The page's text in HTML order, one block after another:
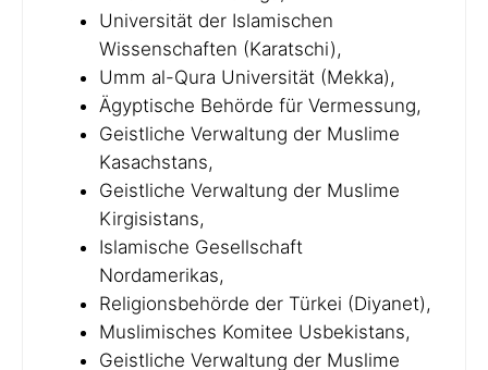
Universität der Islamischen
Wissenschaften (Karatschi),
Umm al-Qura Universität (Mekka),
Ägyptische Behörde für Vermessung,
Geistliche Verwaltung der Muslime
Kasachstans,
Geistliche Verwaltung der Muslime
Kirgisistans,
Islamische Gesellschaft
Nordamerikas,
Religionsbehörde der Türkei (Diyanet),
Muslimisches Komitee Usbekistans,
Geistliche Verwaltung der Muslime